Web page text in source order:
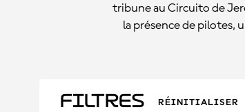
tribune au Circuito de
la présence de pilotes,
Filtres RÉINITIALISER